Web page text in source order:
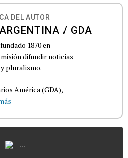
DEL AUTOR
/ GDA
1870 en
difundir noticias
pluralismo.
América (GDA),
...